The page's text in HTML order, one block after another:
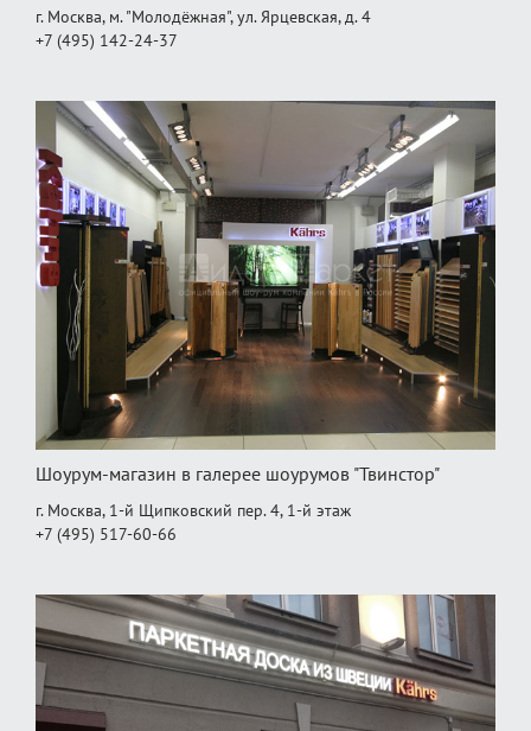
г. Москва, м. "Молодёжная", ул. Ярцевская, д. 4
+7 (495) 142-24-37
Шоурум-магазин в галерее шоурумов "Твинстор"
г. Москва, 1-й Щипковский пер. 4, 1‑й этаж
+7 (495) 517-60-66